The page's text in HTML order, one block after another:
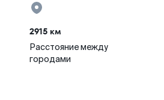
2915 км
Расстояние между
городами